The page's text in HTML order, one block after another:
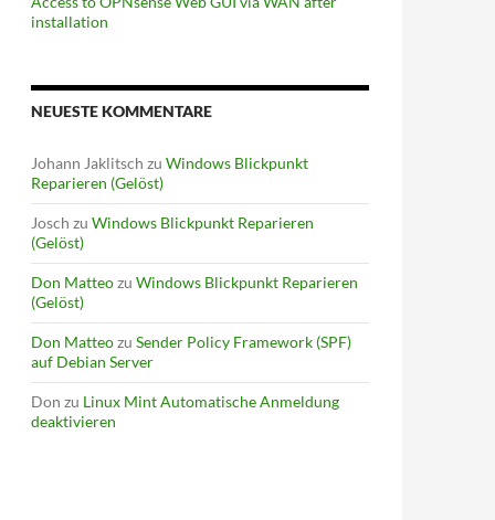
installation
NEUESTE KOMMENTARE
Johann Jaklitsch zu Windows Blickpunkt
Reparieren (Gelöst)
Josch zu Windows Blickpunkt Reparieren
(Gelöst)
Don Matteozu Windows Blickpunkt Reparieren
(Gelöst)
Don Matteozu Sender Policy Framework (SPF)
auf Debian Server
Don zu Linux Mint Automatische Anmeldung
deaktivieren